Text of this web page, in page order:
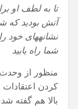
تا به لطف او
آتش بوديد كه
نشانه‏هاى خود
شما راه يابيد
منظور از
کردن
بالا هم گفته